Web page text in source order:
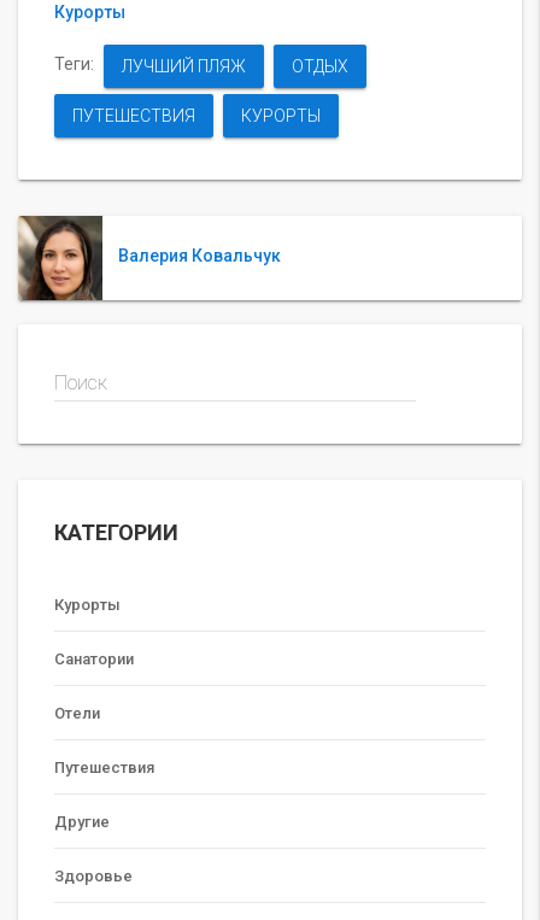
Курорты
Теги: ЛУЧШИЙ ПЛЯЖ ОТДЫХ
ПУТЕШЕСТВИЯ КУРОРТЫ
Валерия Ковальчук
Поиск
КАТЕГОРИИ
Курорты
Санатории
Отели
Путешествия
Другие
Здоровье